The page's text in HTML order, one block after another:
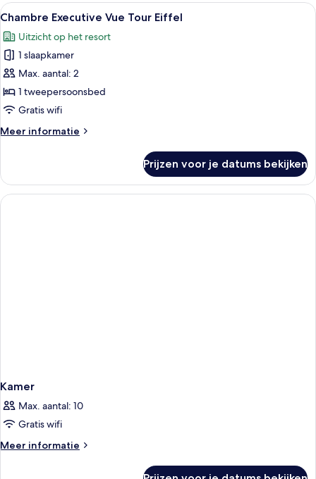
Tour
Alle
foto's
voor
Chambre
Executive
Vue
Tour
laden
Een verzorgde hotelkamer met een
10
Chambre Executive Vue Tour Eiffel
Uitzicht op het resort
1 slaapkamer
Max. aantal: 2
1 tweepersoonsbed
Gratis wifi
Meer informatie
Meer
Executive
Vue
Tour
Prijzen voor je datums bekijken
Kamer
Max. aantal: 10
Gratis wifi
Meer informatie
Meer